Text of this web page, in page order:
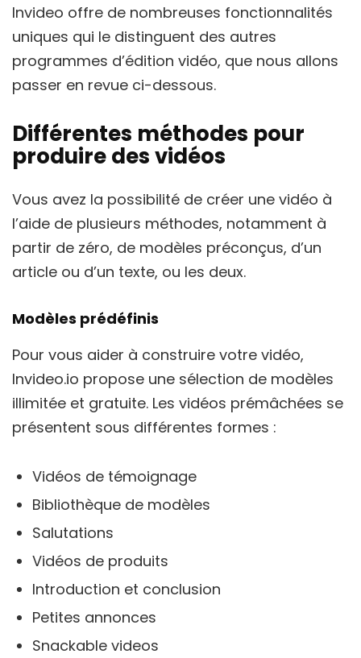
Invideo offre de nombreuses fonctionnalités
uniques qui le distinguent des autres
programmes d’édition vidéo, que nous allons
passer en revue ci-dessous.
Différentes méthodes pour
produire des vidéos
Vous avez la possibilité de créer une vidéo à
l’aide de plusieurs méthodes, notamment à
partir de zéro, de modèles préconçus, d’un
article ou d’un texte, ou les deux.
Modèles prédéfinis
Pour vous aider à construire votre vidéo,
Invideo.io propose une sélection de modèles
illimitée et gratuite. Les vidéos prémâchées se
présentent sous différentes formes :
Vidéos de témoignage
Bibliothèque de modèles
Salutations
Vidéos de produits
Introduction et conclusion
Petites annonces
Snackable videos